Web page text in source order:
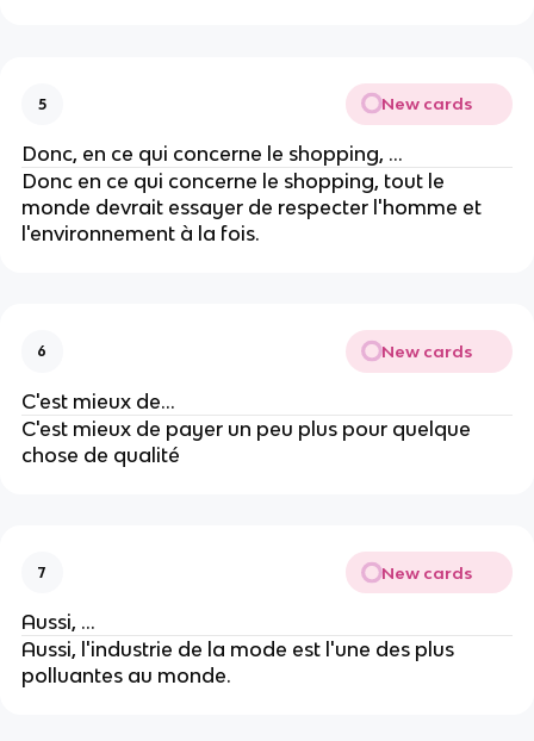
5 New cards
Donc, en ce qui concerne le shopping, ...
Donc en ce qui concerne le shopping, tout le
monde devrait essayer de respecter l'homme et
l'environnement à la fois.
6 New cards
C'est mieux de...
C'est mieux de payer un peu plus pour quelque
chose de qualité
7 New cards
Aussi, ...
Aussi, l'industrie de la mode est l'une des plus
polluantes au monde.